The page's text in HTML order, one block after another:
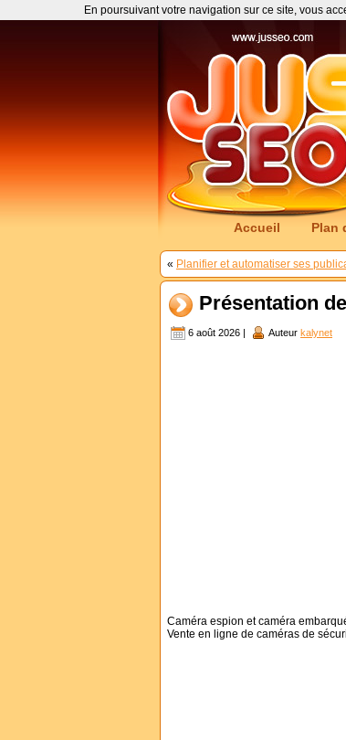
Accueil Plan
« Planifier et automatiser ses
Présentation
6 août 2026 | Auteur kalynet
Caméra espion et caméra
Vente en ligne de caméras de
En poursuivant votre navigation sur ce site, vous